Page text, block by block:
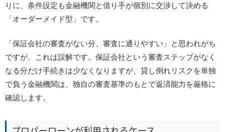
りに、条件設定も金融機関と借り手が個別に交渉して決める
「オーダーメイド型」です。
「保証会社の審査がない分、審査に通りやすい」と思われがち
ですが、これは誤解です。保証会社という審査ステップがなく
なる分だけ手続きは少なくなりますが、貸し倒れリスクを単独
で負う金融機関は、独自の審査基準のもとで返済能力を厳格に
確認します。